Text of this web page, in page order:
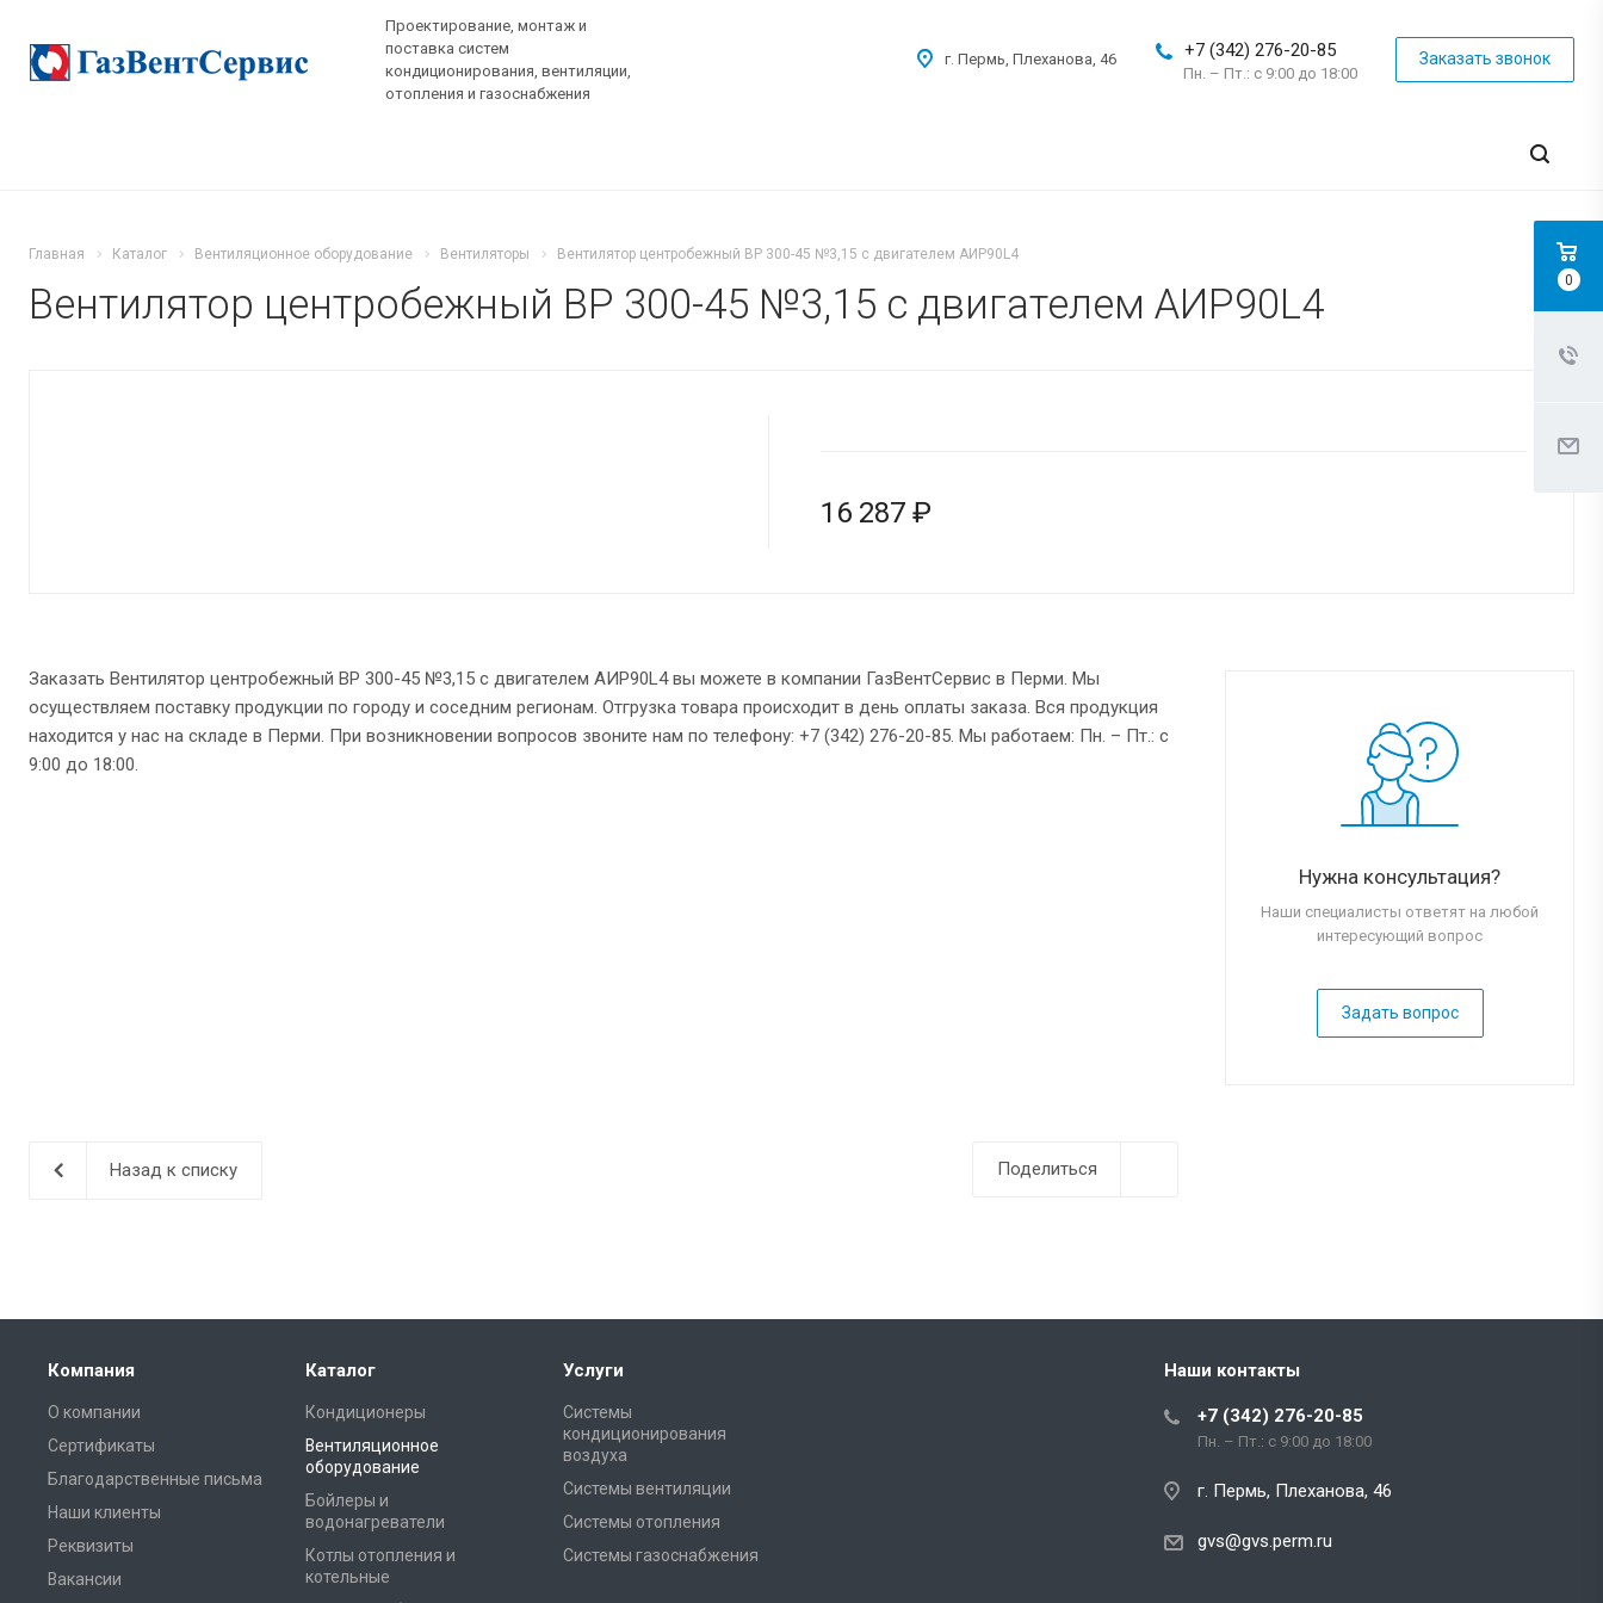
Проектирование, монтаж и
поставка систем
кондиционирования, вентиляции,
отопления и газоснабжения
+7 (342) 276-20-85
Пн. – Пт.: с 9:00 до 18:00
Заказать звонок
г. Пермь, Плеханова, 46
Главная Каталог Вентиляционное оборудование Вентиляторы Вентилятор центробежный ВР 300-45 №3,15 с двигателем АИР90L4
Вентилятор центробежный ВР 300-45 №3,15 с двигателем АИР90L4
16 287 ₽
Заказать Вентилятор центробежный ВР 300-45 №3,15 с двигателем АИР90L4 вы можете в компании ГазВентСервис в Перми. Мы
осуществляем поставку продукции по городу и соседним регионам. Отгрузка товара происходит в день оплаты заказа. Вся продукция
находится у нас на складе в Перми. При возникновении вопросов звоните нам по телефону: +7 (342) 276-20-85. Мы работаем: Пн. – Пт.: с
9:00 до 18:00.
Нужна консультация?
Наши специалисты ответят на любой
интересующий вопрос
Задать вопрос
Поделиться
Назад к списку
Компания
О компании
Сертификаты
Благодарственные письма
Наши клиенты
Реквизиты
Вакансии
Каталог
Кондиционеры
Вентиляционное
оборудование
Бойлеры и
водонагреватели
Котлы отопления и
котельные
Услуги
Системы
кондиционирования
воздуха
Системы вентиляции
Системы отопления
Системы газоснабжения
Наши контакты
+7 (342) 276-20-85
Пн. – Пт.: с 9:00 до 18:00
г. Пермь, Плеханова, 46
gvs@gvs.perm.ru
0